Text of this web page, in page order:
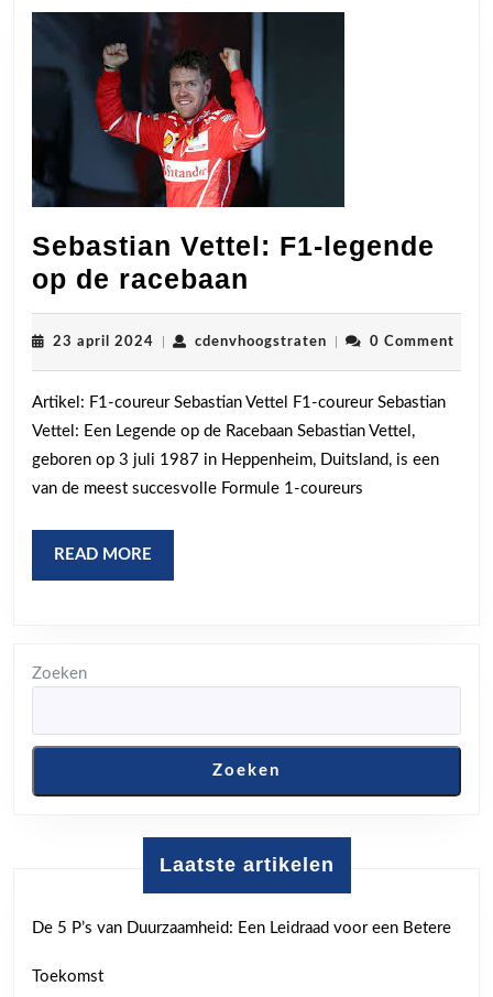
Sebastian Vettel: F1-legende
op de racebaan
Vettel:
F1-
legende
op
de
racebaan
23 april 2024 23
cdenvhoogstratencdenvhoogstraten
0 Comment
Artikel: F1-coureur Sebastian Vettel F1-coureur Sebastian
Vettel: Een Legende op de Racebaan Sebastian Vettel,
geboren op 3 juli 1987 in Heppenheim, Duitsland, is een
van de meest succesvolle Formule 1-coureurs
READ MORE
MORE
Zoeken
Zoeken
Laatste artikelen
De 5 P’s van Duurzaamheid: Een Leidraad voor een Betere
Toekomst